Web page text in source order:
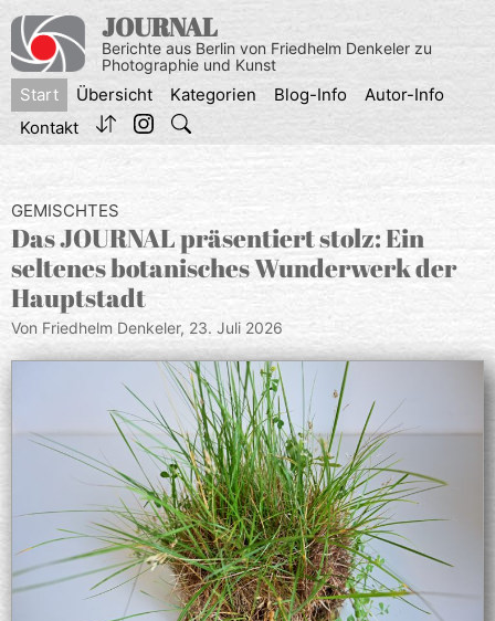
Inhalt
springen
JOURNAL
Berichte aus Berlin von Friedhelm Denkeler zu
Photographie und Kunst
Start Übersicht Kategorien Blog-Info
Autor-Info
Kontakt
GEMISCHTES
Das JOURNAL präsentiert stolz: Ein
seltenes botanisches Wunderwerk der
Hauptstadt
Von Friedhelm Denkeler, 23. Juli 2026